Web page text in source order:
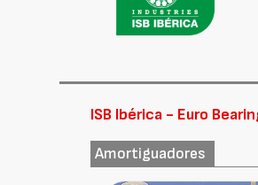
ISB Ibérica - Euro
Amortiguadores